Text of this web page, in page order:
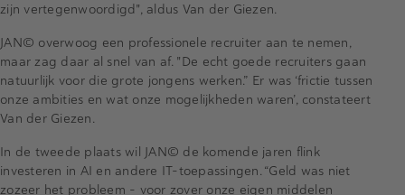
zijn vertegenwoordigd", aldus Van der Giezen.
JAN© overwoog een professionele recruiter aan te nemen,
maar zag daar al snel van af. "De echt goede recruiters gaan
natuurlijk voor die grote jongens werken.” Er was ‘frictie tussen
onze ambities en wat onze mogelijkheden waren’, constateert
Van der Giezen.
In de tweede plaats wil JAN© de komende jaren flink
investeren in AI en andere IT-toepassingen. “Geld was niet
zozeer het probleem – voor zover onze eigen middelen